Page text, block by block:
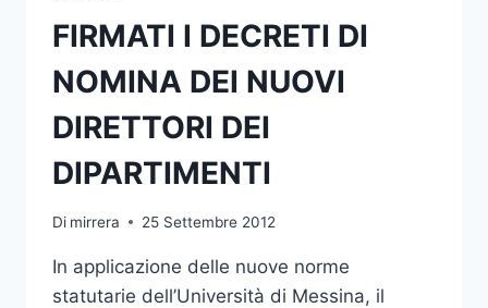
FIRMATI I DECRETI DI
NOMINA DEI NUOVI
DIRETTORI DEI
DIPARTIMENTI
Di mirrera 25 Settembre 2012
In applicazione delle nuove norme
statutarie dell’Università di Messina, il